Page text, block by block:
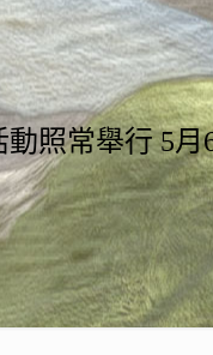
動照常舉行 5